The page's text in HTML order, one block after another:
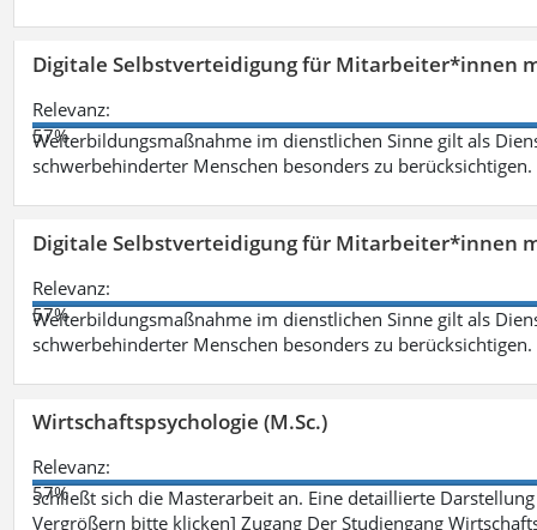
Digitale Selbstverteidigung für Mitarbeiter*innen
Relevanz:
57%
Weiterbildungsmaßnahme im dienstlichen Sinne gilt als
schwerbehinderter Menschen besonders zu berücksichtigen.
Digitale Selbstverteidigung für Mitarbeiter*innen
Relevanz:
57%
Weiterbildungsmaßnahme im dienstlichen Sinne gilt als
schwerbehinderter Menschen besonders zu berücksichtigen.
Wirtschaftspsychologie (M.Sc.)
Relevanz:
57%
schließt sich die Masterarbeit an. Eine detaillierte
Vergrößern bitte klicken] Zugang Der Studiengang